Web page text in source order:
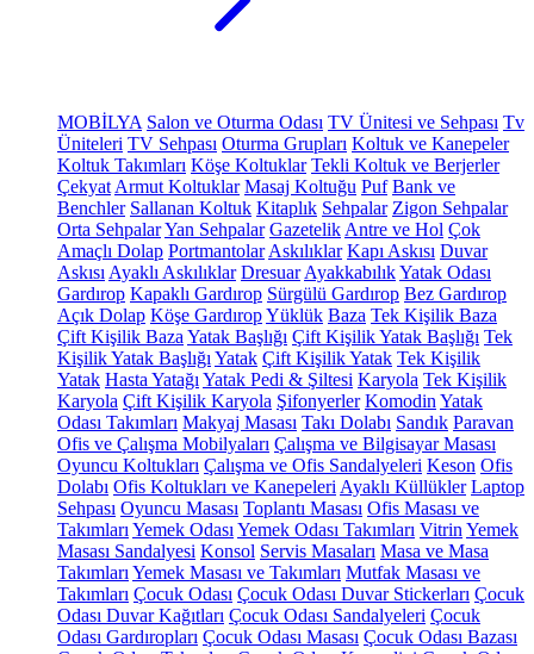
MOBİLYA Salon ve Oturma Odası TV Ünitesi ve Sehpası Tv
Üniteleri TV Sehpası Oturma Grupları Koltuk ve Kanepeler
Koltuk Takımları Köşe Koltuklar Tekli Koltuk ve Berjerler
Çekyat Armut Koltuklar Masaj Koltuğu Puf Bank ve
Benchler Sallanan Koltuk Kitaplık Sehpalar Zigon Sehpalar
Orta SehpalarYan Sehpalar Gazetelik Antre ve Hol Çok
Amaçlı Dolap Portmantolar Askılıklar Kapı Askısı Duvar
Askısı Ayaklı Askılıklar Dresuar AyakkabılıkYatak Odası
Gardırop Kapaklı Gardırop Sürgülü Gardırop Bez Gardırop
Açık Dolap Köşe GardıropYüklük Baza Tek Kişilik Baza
Çift Kişilik Baza Yatak Başlığı Çift Kişilik Yatak Başlığı Tek
Kişilik Yatak Başlığı Yatak Çift Kişilik Yatak Tek Kişilik
Yatak Hasta Yatağı Yatak Pedi & Şiltesi Karyola Tek Kişilik
Karyola Çift Kişilik Karyola Şifonyerler Komodin Yatak
Odası Takımları Makyaj Masası Takı Dolabı Sandık Paravan
Ofis ve Çalışma Mobilyaları Çalışma ve Bilgisayar Masası
Oyuncu Koltukları Çalışma ve Ofis Sandalyeleri Keson Ofis
Dolabı Ofis Koltukları ve Kanepeleri Ayaklı Küllükler Laptop
Sehpası Oyuncu Masası Toplantı Masası Ofis Masası ve
Takımları Yemek Odası Yemek Odası Takımları Vitrin Yemek
Masası Sandalyesi Konsol Servis Masaları Masa ve Masa
Takımları Yemek Masası ve Takımları Mutfak Masası ve
Takımları Çocuk Odası Çocuk Odası Duvar Stickerları Çocuk
Odası Duvar Kağıtları Çocuk Odası Sandalyeleri Çocuk
Odası Gardıropları Çocuk Odası Masası Çocuk Odası Bazası